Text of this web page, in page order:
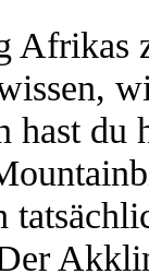
hast du